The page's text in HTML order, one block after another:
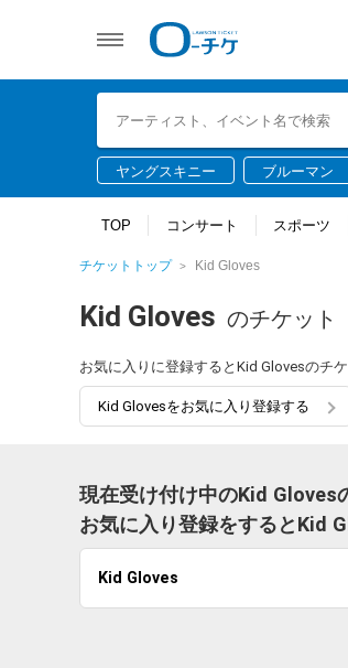
ヤングスキニー ブルーマン
TOP コンサート スポーツ
チケットトップ Kid Gloves
Kid Gloves のチケット
お気に入りに登録するとKid Glovesのチ
Kid Glovesをお気に入り登録する
現在受け付け中のKid Gloves
お気に入り登録をするとKid
Kid Gloves